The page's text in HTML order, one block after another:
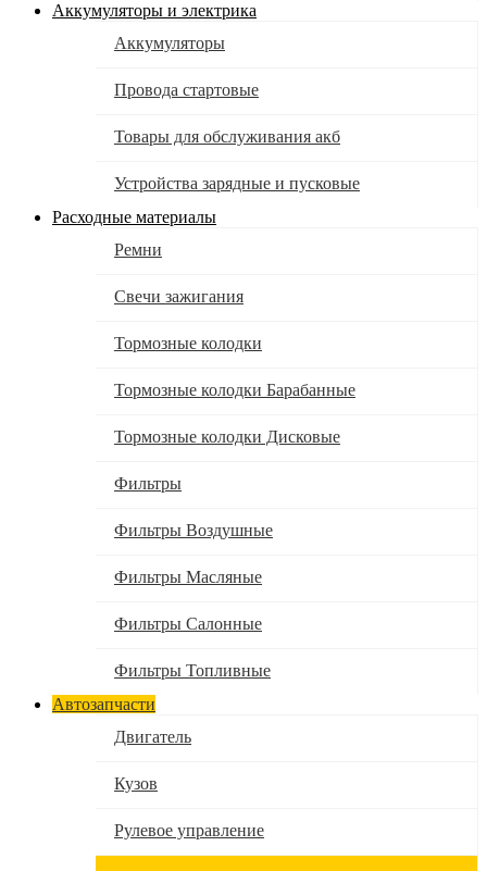
Аккумуляторы и электрика
Аккумуляторы
Провода стартовые
Товары для обслуживания акб
Устройства зарядные и пусковые
Расходные материалы
Ремни
Свечи зажигания
Тормозные колодки
Тормозные колодки Барабанные
Тормозные колодки Дисковые
Фильтры
Фильтры Воздушные
Фильтры Масляные
Фильтры Салонные
Фильтры Топливные
Автозапчасти
Двигатель
Кузов
Рулевое управление